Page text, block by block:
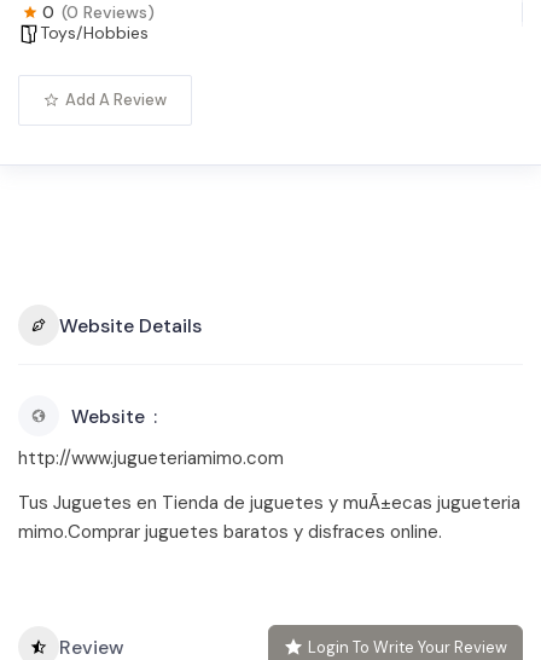
0 (0 Reviews)
Toys/Hobbies
Add A Review
Website Details
Website
http://www.jugueteriamimo.com
Tus Juguetes en Tienda de juguetes y muÃ±ecas jugueteria
mimo.Comprar juguetes baratos y disfraces online.
Review Login To Write Your Review